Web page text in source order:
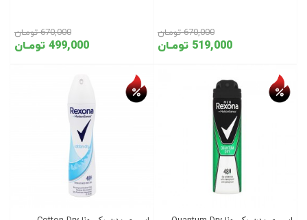
519,000 تومـان
670,000 تومـان
499,000 تومـان
670,000 تومـان